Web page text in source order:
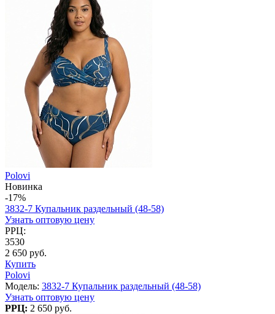
Polovi
Новинка
-17%
3832-7 Купальник раздельный (48-58)
Узнать оптовую цену
РРЦ:
3530
2 650 руб.
Купить
Polovi
Модель: 3832-7 Купальник раздельный (48-58)
Узнать оптовую цену
РРЦ: 2 650 руб.